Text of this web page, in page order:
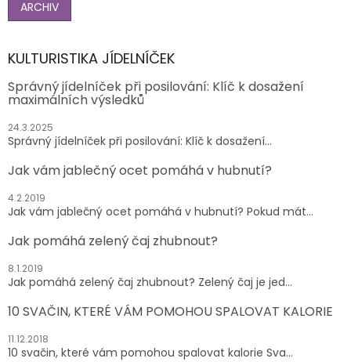
ARCHIV
KULTURISTIKA JÍDELNÍČEK
Správný jídelníček při posilování: Klíč k dosažení
maximálních výsledků
24.3.2025
Správný jídelníček při posilování: Klíč k dosažení...
Jak vám jablečný ocet pomáhá v hubnutí?
4.2.2019
Jak vám jablečný ocet pomáhá v hubnutí? Pokud mát...
Jak pomáhá zelený čaj zhubnout?
8.1.2019
Jak pomáhá zelený čaj zhubnout? Zelený čaj je jed...
10 SVAČIN, KTERÉ VÁM POMOHOU SPALOVAT KALORIE
11.12.2018
10 svačin, které vám pomohou spalovat kalorie Sva...